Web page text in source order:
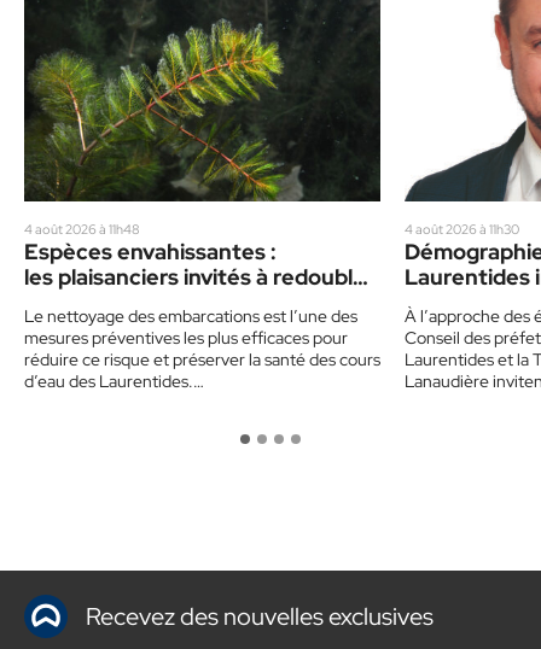
4 août 2026 à 11h48
Espèces envahissantes :
les plaisanciers invités à redoubler
Le nettoyage des embarcations est l’une des
mesures préventives les plus efficaces pour
réduire ce risque et préserver la santé des cours
d’eau des Laurentides.…
4 août 2026 à 11h30
Laurentides
politiques
À l’approche des
Conseil des
Laurentides et la
Lanaudière
Recevez des nouvelles exclusives